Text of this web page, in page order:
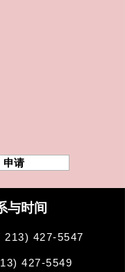
申请
与时间
213) 427-5547
427-5549